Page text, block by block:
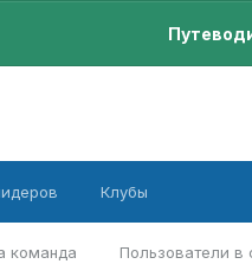
команда Пользователи в
Клубы